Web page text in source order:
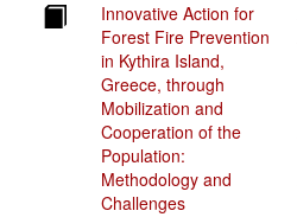
Innovative Action for
Forest Fire Prevention
in Kythira Island,
Greece, through
Mobilization and
Cooperation of the
Population:
Methodology and
Challenges